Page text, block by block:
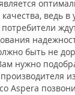
ведь в
быть не
нужно
Aspera